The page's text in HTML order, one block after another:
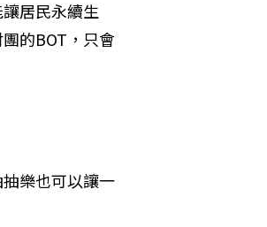
居民永續生
的BOT，只會
樂也可以讓一